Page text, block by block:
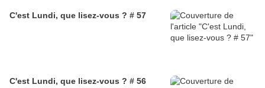
C'est Lundi, que lisez-vous ? # 57
C'est Lundi, que lisez-vous ? # 56